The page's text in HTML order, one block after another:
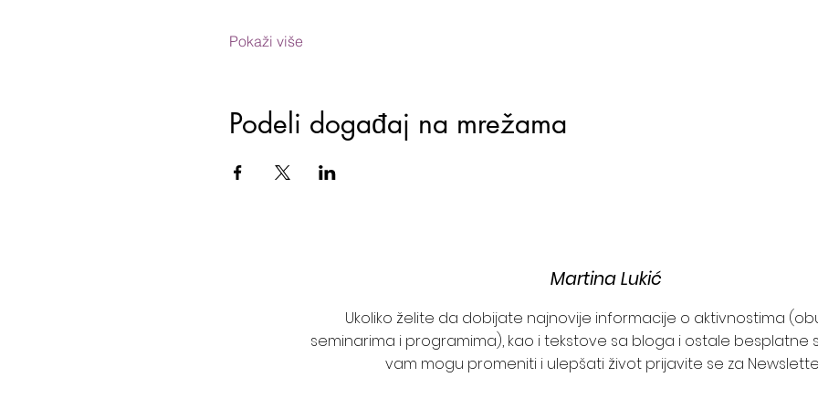
Pokaži više
Podeli događaj na mrežama
Martina Lukić
Ukoliko želite da dobijate najnovije informacije o aktivnostima
seminarima i programima), kao i tekstove sa bloga i ostale besplatne
vam mogu promeniti i ulepšati život prijavite se za